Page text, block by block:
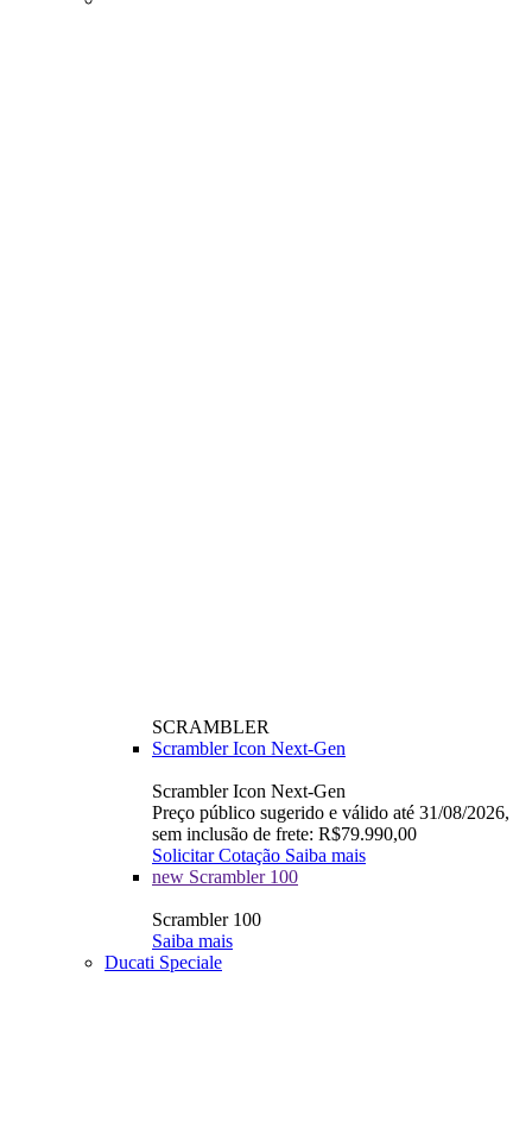
SCRAMBLER
Scrambler Icon Next-Gen
Scrambler Icon Next-Gen
Preço público sugerido e válido até 31/08/2026,
sem inclusão de frete: R$79.990,00
Solicitar Cotação Saiba mais
new Scrambler 100
Scrambler 100
Saiba mais
Ducati Speciale